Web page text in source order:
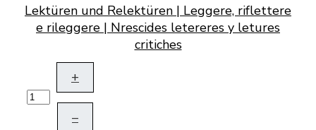
Lektüren und Relektüren | Leggere, riflettere
e rileggere | Nrescides letereres y letures
critiches
+
–